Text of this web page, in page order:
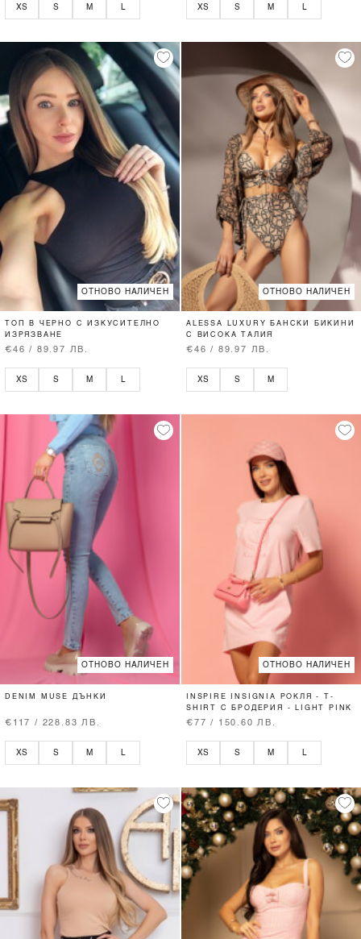
XS S M XS S M
ОТНОВО НАЛИЧЕН
ТОП В ЧЕРНО С ИЗКУСИТЕЛНО
ИЗРЯЗВАНЕ
€46 / 89.97 ЛВ.
XS S M L
ОТНОВО НАЛИЧЕН
ALESSA LUXURY БАНСКИ БИКИНИ
С ВИСОКА ТАЛИЯ
€46 / 89.97 ЛВ.
XS S M
ОТНОВО НАЛИЧЕН
DENIM MUSE ДЪНКИ
€117 / 228.83 ЛВ.
XS S M
ОТНОВО НАЛИЧЕН
INSPIRE INSIGNIA РОКЛЯ - T-
SHIRT С БРОДЕРИЯ - LIGHT PINK
€77 / 150.60 ЛВ.
XS S M